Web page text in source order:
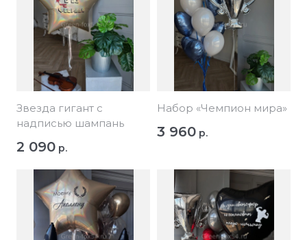
Звезда гигант с
надписью шампань
2 090 р.
Набор «Чемпион мира»
3 960 р.